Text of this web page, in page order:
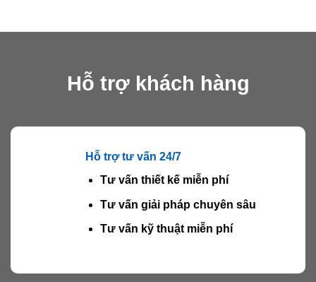
Hỗ trợ khách hàng
Hỗ trợ tư vấn 24/7
Tư vấn thiết kế miễn phí
Tư vấn giải pháp chuyên sâu
Tư vấn kỹ thuật miễn phí